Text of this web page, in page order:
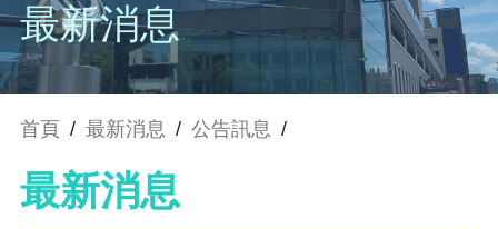
最新消息
首頁 / 最新消息 / 公告訊息 /
最新消息